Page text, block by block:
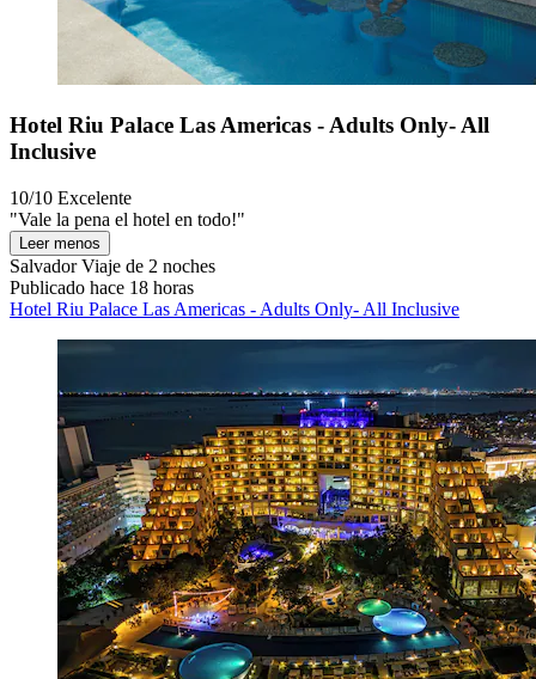
Hotel Riu Palace Las Americas - Adults Only- All
Inclusive
10/10 Excelente
"Vale la pena el hotel en todo!"
Leer menos
SalvadorViaje de 2 noches
Publicado hace 18 horas
Hotel Riu Palace Las Americas - Adults Only- All Inclusive